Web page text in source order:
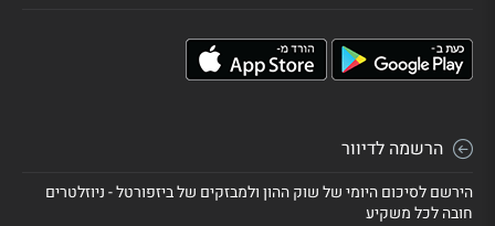
הרשמה לדיוור
הירשם לסיכום היומי של שוק ההון ולמבזקים של ביזפורטל - ניוזלטרים
חובה לכל משקיע